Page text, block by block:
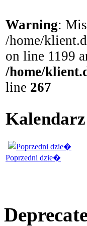
Warning:
/home/
on line 1199
/home/
line 267
Poprzedni dzie�